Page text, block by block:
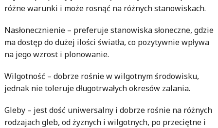
różne warunki i może rosnąć na różnych stanowiskach.
Nasłonecznienie – preferuje stanowiska słoneczne, gdzie
ma dostęp do dużej ilości światła, co pozytywnie wpływa
na jego wzrost i plonowanie.
Wilgotność – dobrze rośnie w wilgotnym środowisku,
jednak nie toleruje długotrwałych okresów zalania.
Gleby – jest dość uniwersalny i dobrze rośnie na różnych
rodzajach gleb, od żyznych i wilgotnych, po przeciętne i